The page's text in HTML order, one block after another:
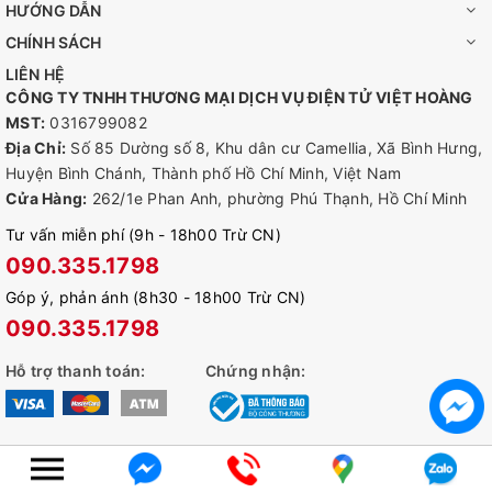
khách không mong muốn.
Âm Thanh Hai Chiều-Cho phép giao tiếp thông qua
micrô và loa tích hợp.
Lưu Trữ An Toàn-Lưu trữ nội bộ video 2K QHD lên
đến 256 GB trên thẻ nhớ microSD, mang đến khả năng
truy cập thuận tiện vào cảnh quay video của bạn.
Điều Khiển Bằng Giọng Nói
bạn với Điều khiển bằng giọng nói: Hoạt động với Trợ
lý Google và Amazon Alexa. (Trợ lý Google và Amazon
Alexa chỉ hỗ trợ một số ngôn ngữ).
THÔNG TIN CHI TIẾT:
👉
Đầy Đủ Màu Ngay Cả Trong Đêm
Camera Wi-Fi An Ninh Ngoài Trời
HƯỚNG DẪN
CHÍNH SÁCH
LIÊN HỆ
CÔNG TY TNHH THƯƠNG MẠI DỊCH VỤ ĐIỆN TỬ VIỆT HOÀNG
MST: 0316799082
Địa Chỉ: Số 85 Dường số 8, Khu dân cư Camellia, Xã Bình Hưng,
Huyện Bình Chánh, Thành phố Hồ Chí Minh, Việt Nam
Cửa Hàng: 262/1e Phan Anh, phường Phú Thạnh, Hồ Chí Minh
Tư vấn miễn phí (9h - 18h00 Trừ CN)
090.335.1798
Góp ý, phản ánh (8h30 - 18h00 Trừ CN)
090.335.1798
Hỗ trợ thanh toán: Chứng nhận:
© Bản quyền thuộc về
alexshop.vn